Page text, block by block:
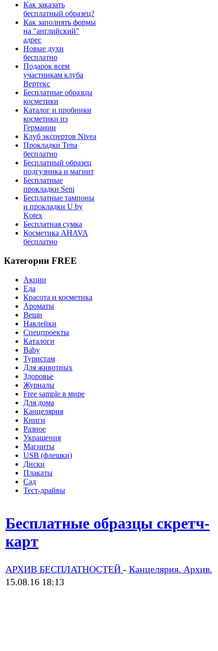
Как заказать
бесплатный образец?
Как заполнять формы
на "английский"
адрес
Новые духи
бесплатно
Подарок всем
участникам клуба
Вертекс
Бесплатные образцы
косметики
Каталог и пробники
косметики из
Германии
Клуб экспертов Nivea
Прокладки Tena
бесплатно
Бесплатный образец
подгузника и магнит
Бесплатные
прокладки Seni
Бесплатные тампоны
и прокладки U by
Kotex
Бесплатная сумка
Косметика AHAVA
бесплатно
Категории FREE
Акции
Еда
Красота и косметика
Ароматы
Вещи
Наклейки
Спецпроекты
Каталоги
Baby
Туристам
Для животных
Здоровье
Журналы
Free sample в мире
Для дома
Канцелярия
Книги
Разное
Украшения
Магниты
USB (флешки)
Диски
Плакаты
Сад
Тест-драйвы
Бесплатные образцы скретч-
карт
АРХИВ БЕСПЛАТНОСТЕЙ - Канцелярия. Архив.
15.08.16 18:13